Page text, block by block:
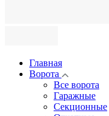
Главная
Ворота
Все ворота
Гаражные
Секционные